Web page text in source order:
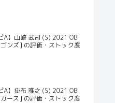
A】山崎 武司 (S) 2021 OB
ンズ] の評価・ストック度
A】掛布 雅之 (S) 2021 OB
ース] の評価・ストック度